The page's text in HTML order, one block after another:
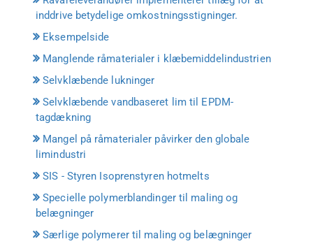
inddrive betydelige omkostningsstigninger.
Eksempelside
Manglende råmaterialer i klæbemiddelindustrien
Selvklæbende lukninger
Selvklæbende vandbaseret lim til EPDM-
tagdækning
Mangel på råmaterialer påvirker den globale
limindustri
SIS - Styren Isoprenstyren hotmelts
Specielle polymerblandinger til maling og
belægninger
Særlige polymerer til maling og belægninger